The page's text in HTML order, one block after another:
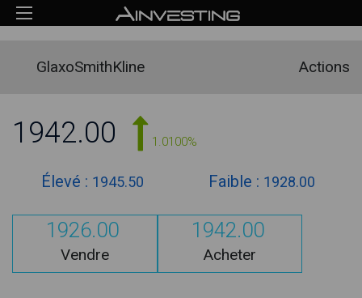
GlaxoSmithKline Actions
1942.00 1.0100%
Élevé : 1945.50 Faible : 1928.00
1926.00
Vendre
1942.00
Acheter